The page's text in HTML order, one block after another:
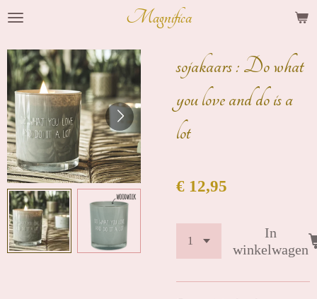
Ga
naar
de
hoofdinhoud
Magnifica
sojakaars : Do what
you love and do is a
lot
€ 12,95
In
winkelwagen